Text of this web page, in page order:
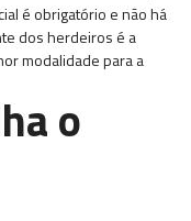
é obrigatório e não há
dos herdeiros é a
modalidade para a
o